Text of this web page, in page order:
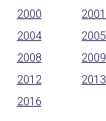
2000 2001
2004 2005
2008 2009
2012 2013
2016